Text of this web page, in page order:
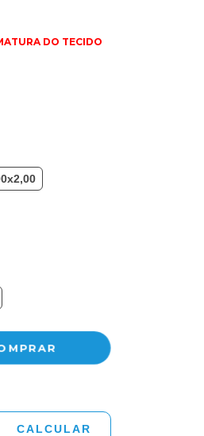
CALCULAR